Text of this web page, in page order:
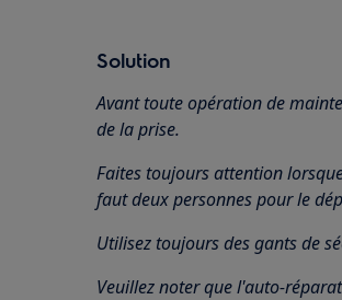
Solution
Avant toute opération de
de laprise.
Faites toujours attention
faut deux personnes pour le
Utilisez toujours des gants de
Veuillez noter que l'auto-